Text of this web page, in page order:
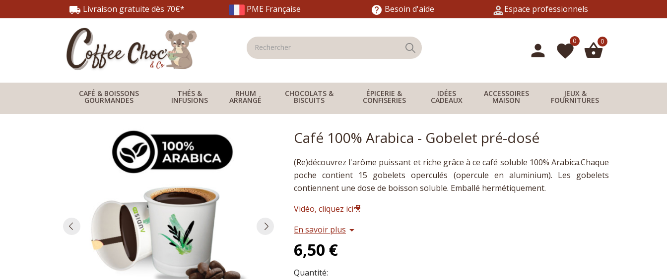
local_shipping Livraison gratuite dès 70€* PME Française help Besoin d'aide Espace professionnels
person favorite
0 shopping_basket0
CAFÉ & BOISSONS
GOURMANDES
THÉS &
INFUSIONS
RHUM
ARRANGÉ
CHOCOLATS &
BISCUITS
ÉPICERIE &
CONFISERIES
IDÉES
CADEAUX
ACCESSOIRES
MAISON
JEUX &
FOURNITURES
Café 100% Arabica - Gobelet pré-dosé
(Re)découvrez l'arôme puissant et riche grâce à ce café soluble 100% Arabica.Chaque
poche contient 15 gobelets operculés (opercule en aluminium). Les gobelets
contiennent une dose de boisson soluble. Emballé hermétiquement.
Vidéo, cliquez ici🎥
En savoir plus arrow_drop_down
6,50 €
Quantité: